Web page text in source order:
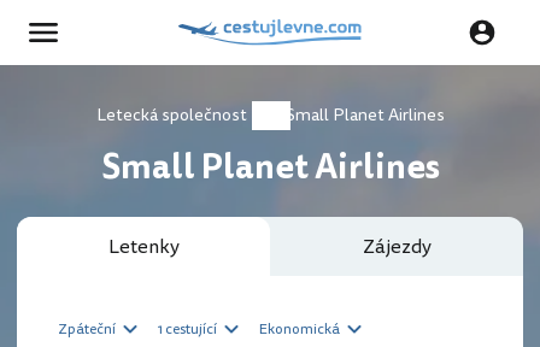
Letecká společnost Small Planet Airlines
Small Planet Airlines
Letenky Zájezdy
Zpáteční 1 cestující Ekonomická